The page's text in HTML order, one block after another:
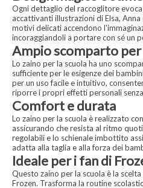
Ogni dettaglio del raccoglitore
accattivanti illustrazioni di Elsa,
motivi delicati accendono
incoraggiandoli a portare con sé un
Ampio scomparto per
Lo zaino per la scuola ha uno
sufficiente per le esigenze dei
per un uso facile e intuitivo,
riporre i propri effetti personali
Comfort e durata
Lo zaino per la scuola è realizzato
assicurando che resista al ritmo
regolabili e lo schienale imbottito
adatta alla taglia e alla forza dei
Ideale per i fan di
Questo zaino per la scuola è la
Frozen. Trasforma la routine